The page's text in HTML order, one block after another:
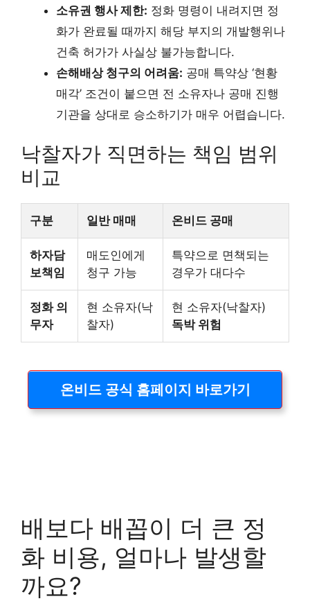
소유권 행사 제한: 정화 명령이 내려지면 정
화가 완료될 때까지 해당 부지의 개발행위나
건축 허가가 사실상 불가능합니다.
손해배상 청구의 어려움: 공매 특약상 ‘현황
매각’ 조건이 붙으면 전 소유자나 공매 진행
기관을 상대로 승소하기가 매우 어렵습니다.
낙찰자가 직면하는 책임 범위
비교
구분 일반 매매 온비드 공매
하자담
보책임
매도인에게
청구 가능
특약으로 면책되는
경우가 대다수
정화 의
무자
현 소유자(낙
찰자)
현 소유자(낙찰자)
독박 위험
온비드 공식 홈페이지 바로가기
배보다 배꼽이 더 큰 정
화 비용, 얼마나 발생할
까요?